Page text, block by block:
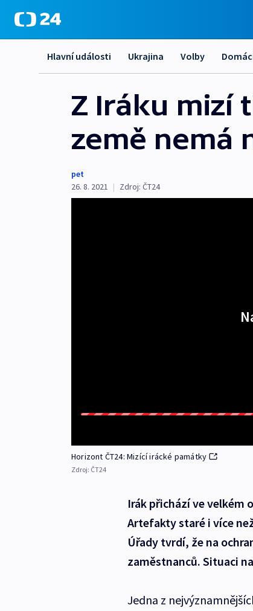
Hlavní události Ukrajina Volby
Z Iráku mizí
země nemá
pet
26. 8. 2021 | Zdroj: ČT24
Horizont ČT24: Mizící irácké památky
Zdroj: ČT24
Irák přichází ve velkém
Artefakty staré i více
Úřady tvrdí, že na
zaměstnanců. Situaci
Jedna z